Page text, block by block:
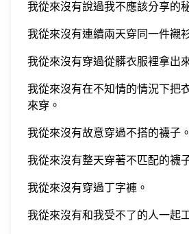
我從來沒有說過我不應該分享的
我從來沒有連續兩天穿同一件襯
我從來沒有穿過從髒衣服裡拿出
我從來沒有在不知情的情況下把
來穿。
我從來沒有故意穿過不搭的襪子。
我從來沒有整天穿著不匹配的襪
我從來沒有穿過丁字褲。
我從來沒有和我受不了的人一起